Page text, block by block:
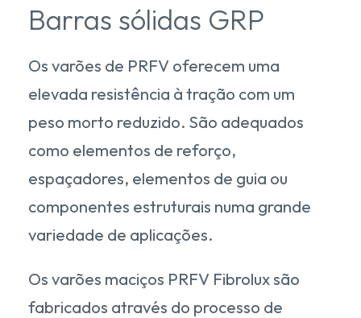
Barras sólidas GRP
Os varões de PRFV oferecem uma
elevada resistência à tração com um
peso morto reduzido. São adequados
como elementos de reforço,
espaçadores, elementos de guia ou
componentes estruturais numa grande
variedade de aplicações.
Os varões maciços PRFV Fibrolux são
fabricados através do processo de